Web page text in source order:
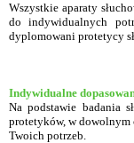
Wszystkie aparaty
do indywidualnych
dyplomowani protetycy
Indywidualne
Na podstawie badania
protetyków, w dowolnym
Twoich potrzeb.